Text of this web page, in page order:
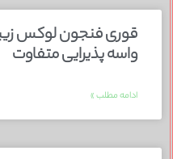
واسه پذیرایی متفاوت
ادامه مطلب »